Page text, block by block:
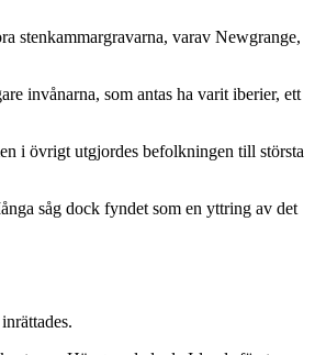
stenkammargravarna, varav Newgrange,
invånarna, som antas ha varit iberier, ett
i övrigt utgjordes befolkningen till största
såg dock fyndet som en yttring av det